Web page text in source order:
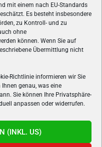
mit einem nach EU-Standards
Es besteht insbesondere
zu Kontroll- und zu
ohne
können. Wenn Sie auf
Übermittlung nicht
Richtlinie informieren wir Sie
genau, was eine
Sie können Ihre Privatsphäre-
anpassen oder widerrufen.
(INKL. US)
ist das älteste Online-
täglich aktuelle News,
Gaming-
des e-Sport's.